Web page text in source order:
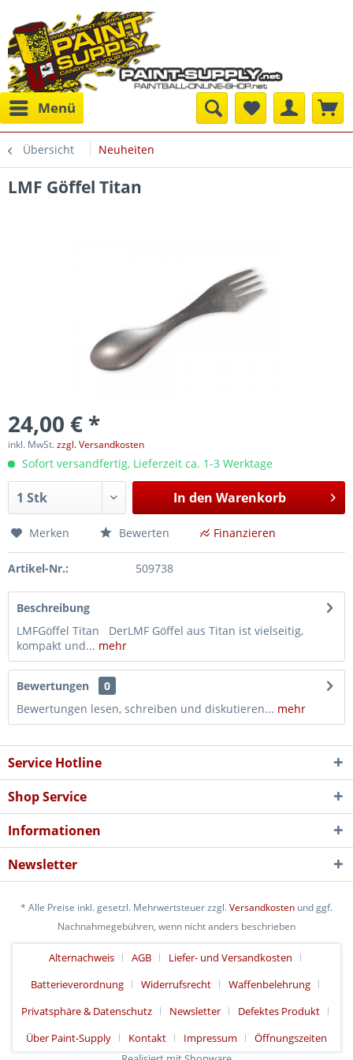
Menü
Übersicht Neuheiten
LMF Göffel Titan
24,00 € *
inkl. MwSt.zzgl. Versandkosten
Sofort versandfertig, Lieferzeit ca. 1-3 Werktage
In den Warenkorb
Merken Bewerten Finanzieren
Artikel-Nr.: 509738
Beschreibung
LMFGöffel Titan DerLMF Göffel aus Titan ist vielseitig,
kompakt und... mehr
Bewertungen
0
Bewertungen lesen, schreiben und diskutieren... mehr
Service Hotline
Shop Service
Informationen
Newsletter
* Alle Preise inkl. gesetzl. Mehrwertsteuer zzgl.Versandkosten und ggf.
Nachnahmegebühren, wenn nicht anders beschrieben
Alternachweis AGB
Liefer- und Versandkosten
Batterieverordnung
Widerrufsrecht
Waffenbelehrung
Privatsphäre & Datenschutz
Newsletter
Defektes Produkt
Über Paint-Supply
Kontakt Impressum
Öffnungszeiten